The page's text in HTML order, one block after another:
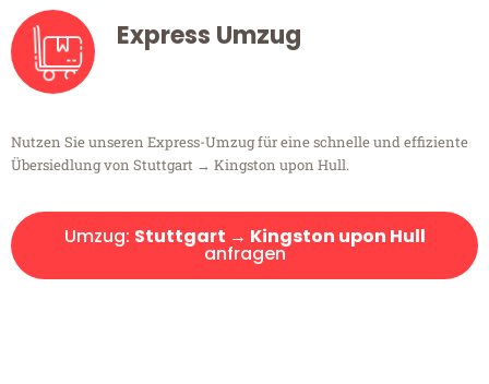
Express Umzug
Nutzen Sie unseren Express-Umzug für eine schnelle und effiziente
Übersiedlung von Stuttgart → Kingston upon Hull.
Umzug: Stuttgart → Kingston upon Hull
anfragen